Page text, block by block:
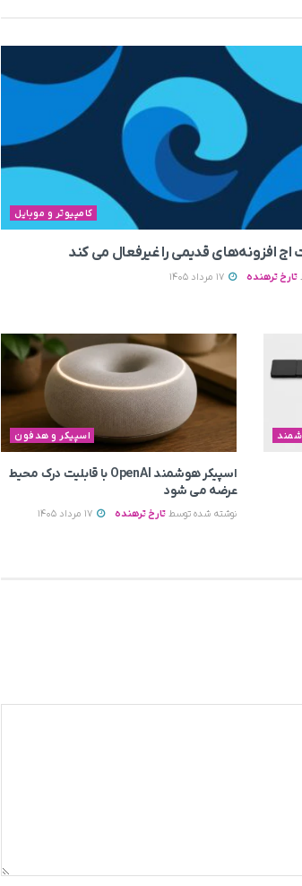
کامپیوتر و موبایل
اج افزونه‌های قدیمی را غیرفعال می‌ کند
تارخ ترهنده
اسپیکر و هدفون
اسپیکر هوشمند OpenAI با قابلیت درک محیط
عرضه می‌ شود
نوشته شده توسط تارخ ترهنده